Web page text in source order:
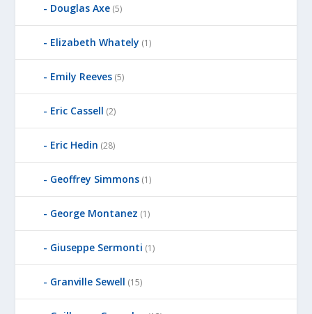
Douglas Axe (5)
Elizabeth Whately (1)
Emily Reeves (5)
Eric Cassell (2)
Eric Hedin (28)
Geoffrey Simmons (1)
George Montanez (1)
Giuseppe Sermonti (1)
Granville Sewell (15)